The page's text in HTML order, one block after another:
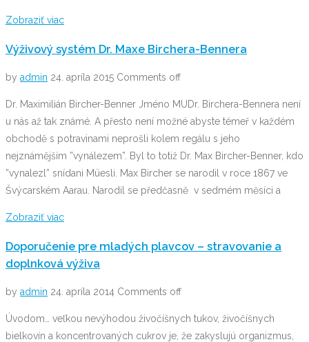
Zobraziť viac
Výživový systém Dr. Maxe Birchera-Bennera
by admin 24. apríla 2015 Comments off
Dr. Maximilián Bircher-Benner Jméno MUDr. Birchera-Bennera není
u nás až tak známé. A přesto není možné abyste témeř v každém
obchodě s potravinami neprošli kolem regálu s jeho
nejznámějším ”vynálezem”. Byl to totiž Dr. Max Bircher-Benner, kdo
”vynalezl” snídani Müesli. Max Bircher se narodil v roce 1867 ve
Švýcarském Aarau. Narodil se předčasně v sedmém měsíci a
Zobraziť viac
Doporučenie pre mladých plavcov – stravovanie a
doplnková výživa
by admin 24. apríla 2014 Comments off
Úvodom… veľkou nevýhodou živočíšnych tukov, živočíšnych
bielkovín a koncentrovaných cukrov je, že zakyslujú organizmus,